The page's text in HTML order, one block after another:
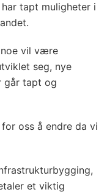
tapt muligheter i
noe vil være
seg, nye
går tapt og
oss å endre da vi
et viktig